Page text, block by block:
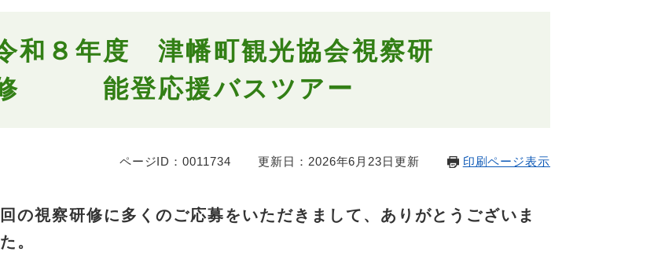
和８年度 津幡町観光協会視察研
能登応援バスツアー
ページID：0011734 更新日：2026年6月23日更新 印刷ページ表示
の視察研修に多くのご応募をいただきまして、ありがとうございま
。